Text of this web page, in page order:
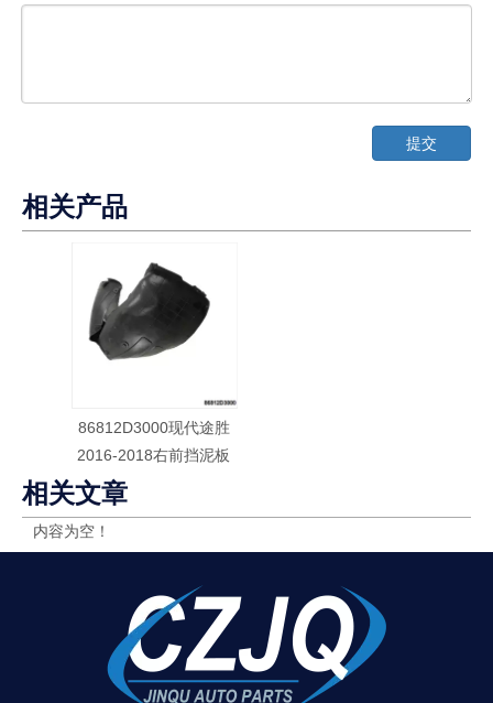
提交
相关产品
86812D3000现代途胜
2016-2018右前挡泥板
相关文章
内容为空！